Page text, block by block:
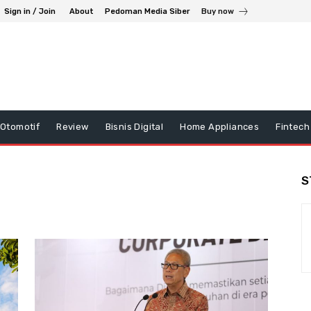
Sign in / Join About Pedoman Media Siber Buy now
Otomotif Review Bisnis Digital Home Appliances Fintech